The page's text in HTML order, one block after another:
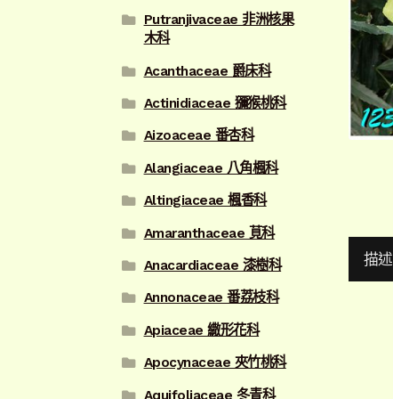
描述
Putranjivaceae 非洲核果
木科
Acanthaceae 爵床科
Actinidiaceae 獼猴桃科
Aizoaceae 番杏科
Alangiaceae 八角楓科
Altingiaceae 楓香科
Amaranthaceae 莧科
Anacardiaceae 漆樹科
Annonaceae 番荔枝科
Apiaceae 繖形花科
Apocynaceae 夾竹桃科
Aquifoliaceae 冬青科